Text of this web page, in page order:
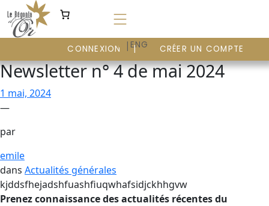
au
contenu
FR | ENG
CONNEXION CRÉER UN COMPTE
Newsletter n° 4 de mai 2024
1 mai, 2024
—
par
emile
dans Actualités générales
kjddsfhejadshfuashfiuqwhafsidjckhhgvw
Prenez connaissance des actualités récentes du